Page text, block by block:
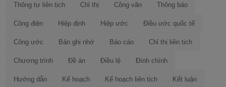
Thông tư liên tịch Chỉ thị Công văn Thông báo
Công điện Hiệp định Hiệp ước Điều ước quốc tế
Công ước Bản ghi nhớ Báo cáo Chỉ thị liên tịch
Chương trình Đề án Điều lệ Đính chính
Hướng dẫn Kế hoạch Kế hoạch liên tịch Kết luận